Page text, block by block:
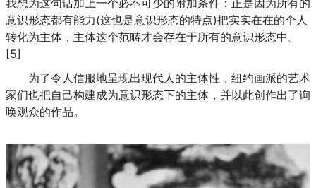
意识形态都有能力(这也是意识形态的特点)把实实在在的个人
转化为主体，主体这个范畴才会存在于所有的意识形态中。
[5]
为了令人信服地呈现出现代人的主体性，纽约画派的艺术
家们也把自己构建成为意识形态下的主体，并以此创作出了询
唤观众的作品。